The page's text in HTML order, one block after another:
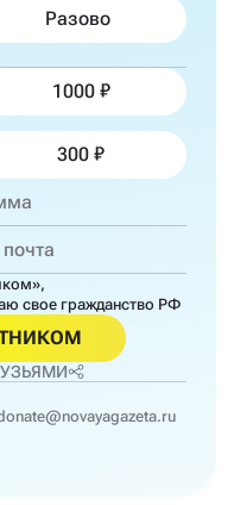
Разово
1000
300
свое гражданство РФ